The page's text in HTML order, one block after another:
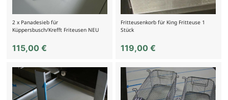
2 x Panadesieb für
Küppersbusch/Krefft Friteusen NEU
115,00 €
Fritteusenkorb für King Fritteuse 1
Stück
119,00€